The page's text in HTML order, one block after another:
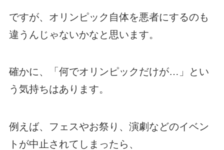
ですが、オリンピック自体を悪者にするのも
違うんじゃないかなと思います。
確かに、「何でオリンピックだけが…」とい
う気持ちはあります。
例えば、フェスやお祭り、演劇などのイベン
トが中止されてしまったら、